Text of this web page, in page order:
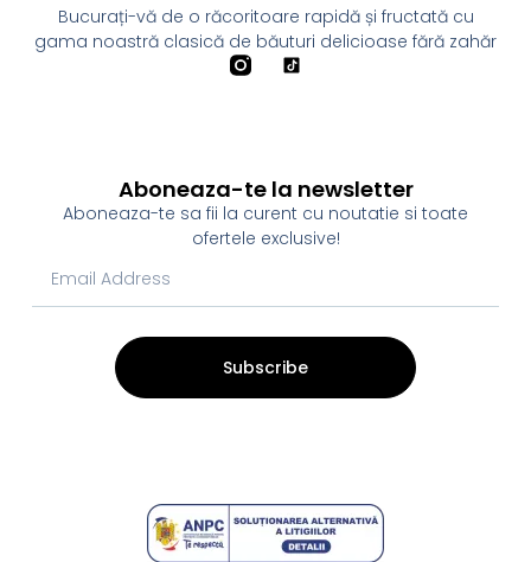
Bucurați-vă de o răcoritoare rapidă și fructată cu
gama noastră clasică de băuturi delicioase fără zahăr
Aboneaza-te la newsletter
Aboneaza-te sa fii la curent cu noutatie si toate
ofertele exclusive!
Subscribe